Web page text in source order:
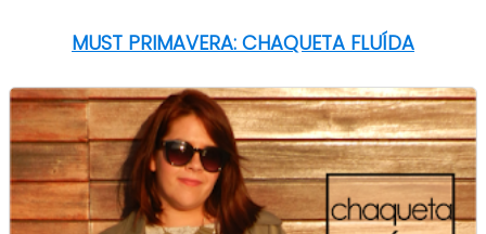
MUST PRIMAVERA: CHAQUETA FLUÍDA